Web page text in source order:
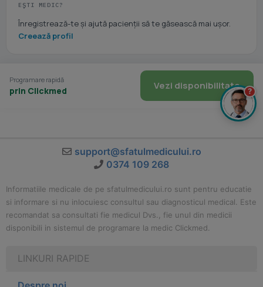
EȘTI MEDIC?
Înregistrează-te și ajută pacienții să te găsească mai ușor.
Creează profil
Programare rapidă
prin Clickmed Vezi disponibilitate
support@sfatulmedicului.ro
0374 109 268
Informatiile medicale de pe sfatulmedicului.ro sunt pentru educatie
si informare si nu inlocuiesc consultul sau diagnosticul medical. Este
recomandat sa consultati fie medicul Dvs., fie unul din medicii
disponibili in sistemul de programare la medic Clickmed.
LINKURI RAPIDE
?